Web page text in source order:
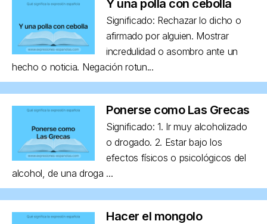
Y una polla con cebolla
Significado: Rechazar lo dicho o
afirmado por alguien. Mostrar
incredulidad o asombro ante un
hecho o noticia. Negación rotun...
Ponerse como Las Grecas
Significado: 1. Ir muy alcoholizado
o drogado. 2. Estar bajo los
efectos físicos o psicológicos del
alcohol, de una droga ...
Hacer el mongolo